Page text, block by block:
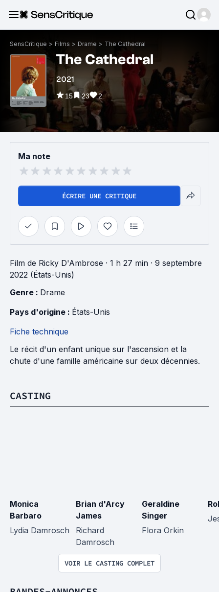
SensCritique > Films > Drame > The Cathedral
The Cathedral
2021
15 23 2
Ma note
ÉCRIRE UNE CRITIQUE
Film de Ricky D'Ambrose · 1 h 27 min · 9 septembre
2022 (États-Unis)
Genre : Drame
Pays d'origine : États-Unis
Fiche technique
Le récit d'un enfant unique sur l'ascension et la
chute d'une famille américaine sur deux décennies.
CASTING
Monica
Barbaro
Lydia Damrosch
Brian d'Arcy
James
Richard
Damrosch
Geraldine
Singer
Flora Orkin
VOIR LE CASTING COMPLET